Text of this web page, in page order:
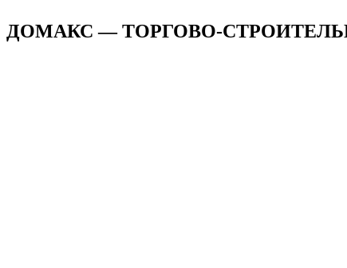
ДОМАКС — ТОРГОВО-